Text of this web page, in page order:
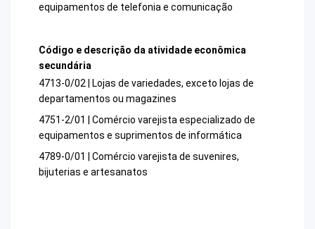
equipamentos de telefonia e comunicação
Código e descrição da atividade econômica
secundária
4713-0/02 | Lojas de variedades, exceto lojas de
departamentos ou magazines
4751-2/01 | Comércio varejista especializado de
equipamentos e suprimentos de informática
4789-0/01 | Comércio varejista de suvenires,
bijuterias e artesanatos